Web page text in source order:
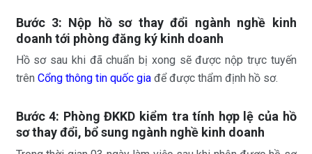
Bước 3: Nộp hồ sơ thay đổi ngành nghề kinh
doanh tới phòng đăng ký kinh doanh
Hồ sơ sau khi đã chuẩn bị xong sẽ được nộp trực tuyến
trên Cổng thông tin quốc gia để được thẩm định hồ sơ.
Bước 4: Phòng ĐKKD kiểm tra tính hợp lệ của hồ
sơ thay đổi, bổ sung ngành nghề kinh doanh